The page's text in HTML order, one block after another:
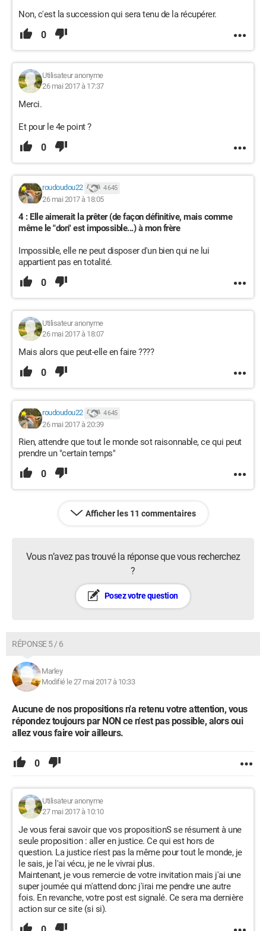
Non, c'est la succession qui sera tenu de la récupérer.
0
Utilisateur anonyme
26 mai 2017 à 17:37
Merci.
Et pour le 4e point ?
0
roudoudou22 4 645
26 mai 2017 à 18:05
4 : Elle aimerait la prêter (de façon définitive, mais comme
même le "don" est impossible...) à mon frère
Impossible, elle ne peut disposer d'un bien qui ne lui
appartient pas en totalité.
0
Utilisateur anonyme
26 mai 2017 à 18:07
Mais alors que peut-elle en faire ????
0
roudoudou22 4 645
26 mai 2017 à 20:39
Rien, attendre que tout le monde sot raisonnable, ce qui peut
prendre un "certain temps"
0
Afficher les 11 commentaires
Vous n’avez pas trouvé la réponse que vous recherchez
?
Posez votre question
RÉPONSE 5 / 6
Marley
Modifié le 27 mai 2017 à 10:33
Aucune de nos propositions n'a retenu votre attention, vous
répondez toujours par NON ce n'est pas possible, alors oui
allez vous faire voir ailleurs.
0
Utilisateur anonyme
27 mai 2017 à 10:10
Je vous ferai savoir que vos propositionS se résument à une
seule proposition : aller en justice. Ce qui est hors de
question. La justice n'est pas la même pour tout le monde, je
le sais, je l'ai vécu, je ne le vivrai plus.
Maintenant, je vous remercie de votre invitation mais j'ai une
super journée qui m'attend donc j'irai me pendre une autre
fois. En revanche, votre post est signalé. Ce sera ma dernière
action sur ce site (si si).